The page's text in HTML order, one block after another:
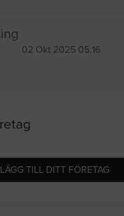
02 Okt 2025 05:16
LÄGG TILL DITT FÖRETAG